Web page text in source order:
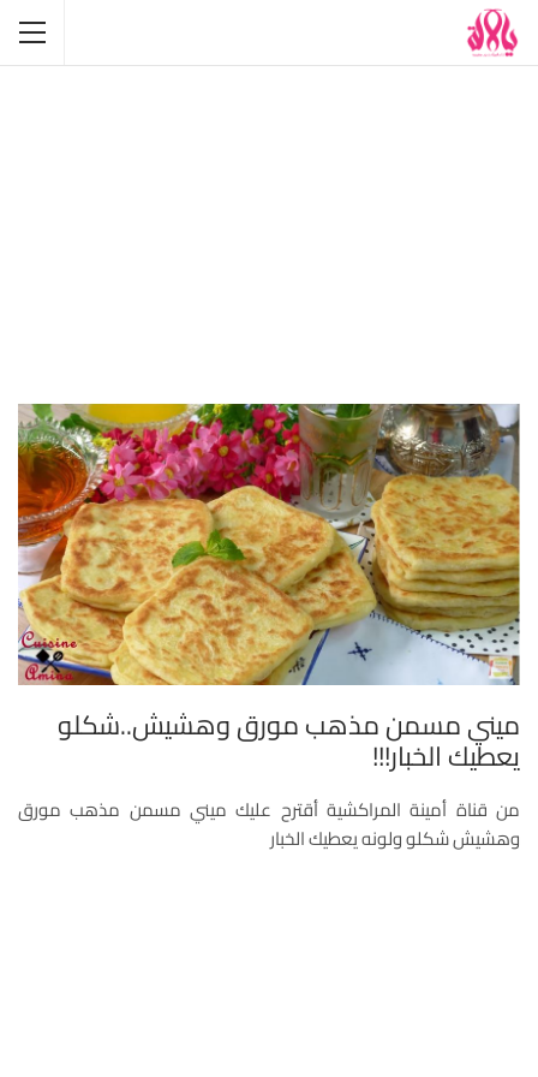
ميني مسمن مذهب مورق وهشيش..شكلو
يعطيك الخبار!!!
من قناة أمينة المراكشية أقترح عليك ميني مسمن مذهب مورق
وهشيش شكلو ولونه يعطيك الخبار